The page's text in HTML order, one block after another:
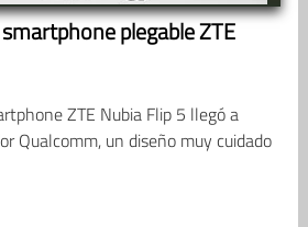
plegable ZTE
ZTE Nubia Flip 5 llegó a
Qualcomm, un diseño muy cuidado